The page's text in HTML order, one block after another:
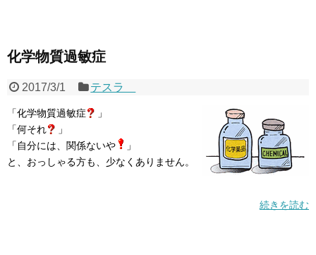
化学物質過敏症
2017/3/1 テスラ
「化学物質過敏症
」
「何それ
」
「自分には、関係ないや
」
と、おっしゃる方も、少なくありません。
続きを読む